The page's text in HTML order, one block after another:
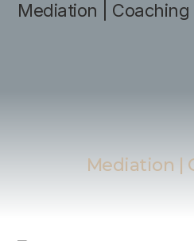
Mediation | Coaching
Mediation |